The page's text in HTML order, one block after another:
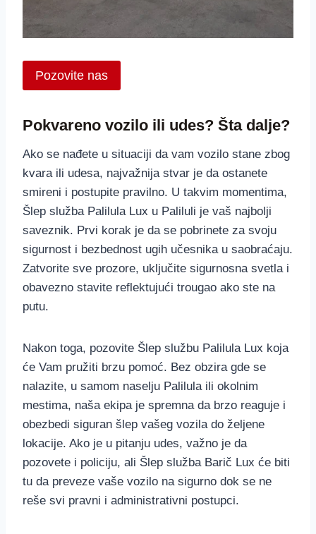
Pozovite nas
Pokvareno vozilo ili udes? Šta dalje?
Ako se nađete u situaciji da vam vozilo stane zbog
kvara ili udesa, najvažnija stvar je da ostanete
smireni i postupite pravilno. U takvim momentima,
Šlep služba Palilula Lux u Paliluli je vaš najbolji
saveznik. Prvi korak je da se pobrinete za svoju
sigurnost i bezbednost ugih učesnika u saobraćaju.
Zatvorite sve prozore, uključite sigurnosna svetla i
obavezno stavite reflektujući trougao ako ste na
putu.
Nakon toga, pozovite Šlep službu Palilula Lux koja
će Vam pružiti brzu pomoć. Bez obzira gde se
nalazite, u samom naselju Palilula ili okolnim
mestima, naša ekipa je spremna da brzo reaguje i
obezbedi siguran šlep vašeg vozila do željene
lokacije. Ako je u pitanju udes, važno je da
pozovete i policiju, ali Šlep služba Barič Lux će biti
tu da preveze vaše vozilo na sigurno dok se ne
reše svi pravni i administrativni postupci.